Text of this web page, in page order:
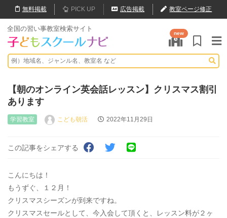
無料掲載 PICK UP 広告掲載 教室ページ修正
全国の習い事教室検索サイト
new
【朝のオンライン英会話レッスン】クリスマス割引
あります
学習教室 こども朝活 2022年11月29日
この記事をシェアする
こんにちは！
もうずぐ、１２月！
クリスマスシーズンが到来ですね。
クリスマスセールとして、今入会して頂くと、レッスン料が２ヶ